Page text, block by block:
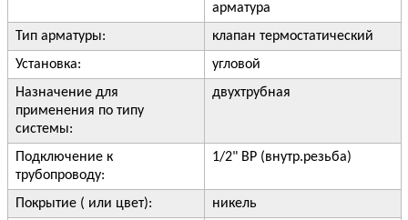
арматура
Тип арматуры:
клапан термостатический
Установка:
угловой
Назначение для
применения по типу
системы:
двухтрубная
Подключение к
трубопроводу:
1/2" ВР (внутр.резьба)
Покрытие ( или цвет):
никель